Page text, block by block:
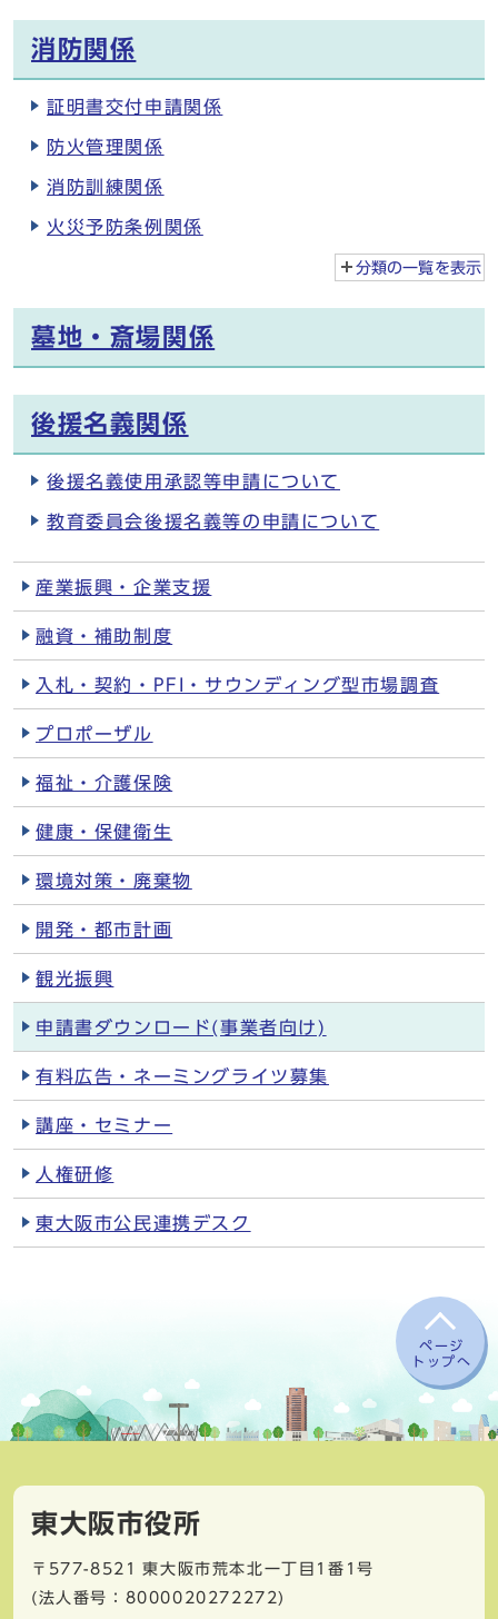
消防関係
証明書交付申請関係
防火管理関係
消防訓練関係
火災予防条例関係
分類の一覧を表示
墓地・斎場関係
後援名義関係
後援名義使用承認等申請について
教育委員会後援名義等の申請について
産業振興・企業支援
融資・補助制度
入札・契約・PFI・サウンディング型市場調査
プロポーザル
福祉・介護保険
健康・保健衛生
環境対策・廃棄物
開発・都市計画
観光振興
申請書ダウンロード(事業者向け)
有料広告・ネーミングライツ募集
講座・セミナー
人権研修
東大阪市公民連携デスク
ページ
トップへ
東大阪市役所
〒577-8521
東大阪市荒本北一丁目1番1号
(法人番号：8000020272272)